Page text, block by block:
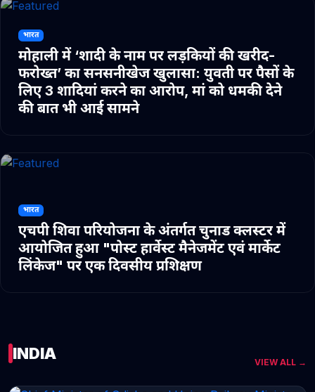
भारत
मोहाली में ‘शादी के नाम पर लड़कियों की खरीद-
फरोख्त’ का सनसनीखेज खुलासा: युवती पर पैसों के
लिए 3 शादियां करने का आरोप, मां को धमकी देने
की बात भी आई सामने
भारत
एचपी शिवा परियोजना के अंतर्गत चुनाड क्लस्टर में
आयोजित हुआ "पोस्ट हार्वेस्ट मैनेजमेंट एवं मार्केट
लिंकेज" पर एक दिवसीय प्रशिक्षण
INDIA VIEW ALL →